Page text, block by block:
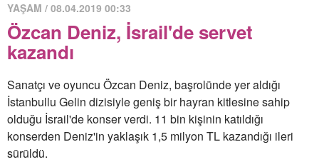
YAŞAM / 08.04.2019 00:33
Özcan Deniz, İsrail'de servet
kazandı
Sanatçı ve oyuncu Özcan Deniz, başrolünde yer aldığı
İstanbullu Gelin dizisiyle geniş bir hayran kitlesine sahip
olduğu İsrail'de konser verdi. 11 bin kişinin katıldığı
konserden Deniz'in yaklaşık 1,5 milyon TL kazandığı ileri
sürüldü.